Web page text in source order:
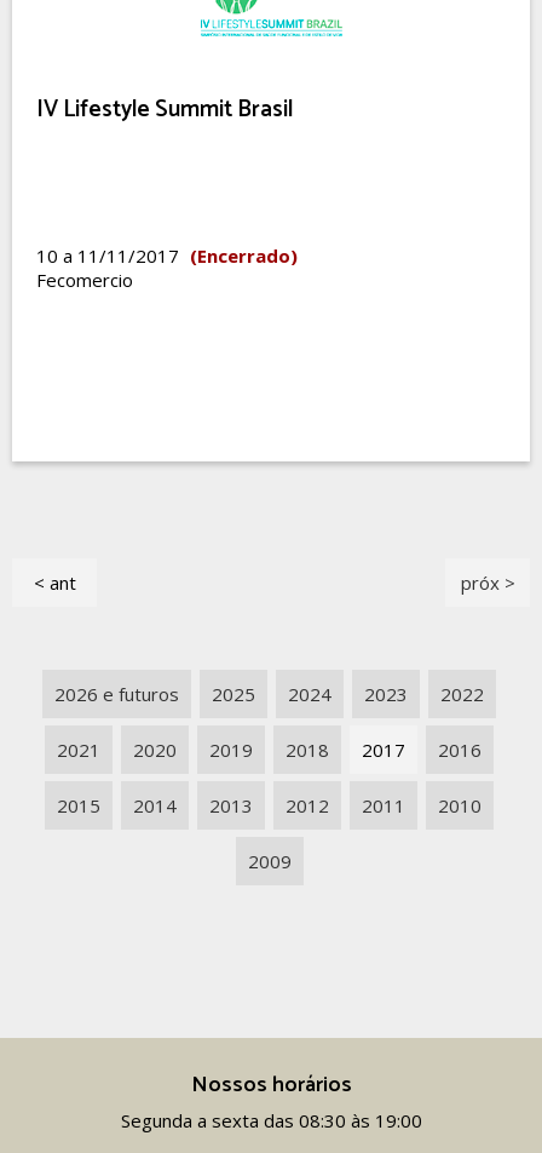
IV Lifestyle Summit Brasil
10 a 11/11/2017 (Encerrado)
Fecomercio
< ant próx >
2026 e futuros 2025 2024 2023 2022
2021 2020 2019 2018 2017 2016
2015 2014 2013 2012 2011 2010
2009
Nossos horários
Segunda a sexta das 08:30 às 19:00